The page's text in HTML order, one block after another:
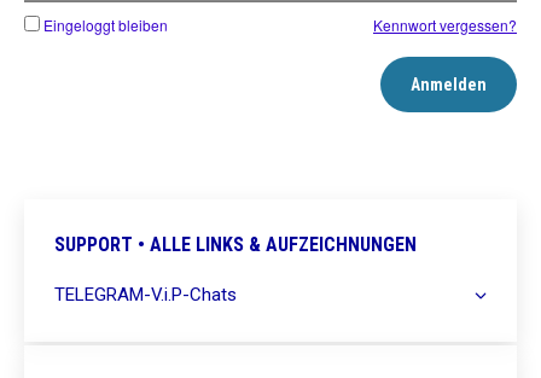
Eingeloggt bleiben Kennwort vergessen?
SUPPORT • ALLE LINKS & AUFZEICHNUNGEN
TELEGRAM-V.i.P-Chats